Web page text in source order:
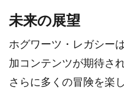
未来の展望
ホグワーツ・レガシー
加コンテンツが期待さ
さらに多くの冒険を楽